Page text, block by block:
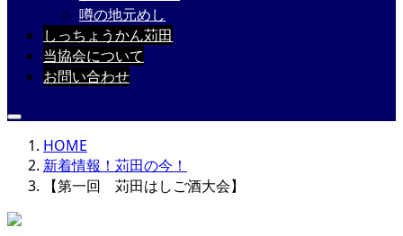
噂の地元めし
しっちょうかん苅田
当協会について
お問い合わせ
HOME
新着情報！苅田の今！
【第一回 苅田はしご酒大会】